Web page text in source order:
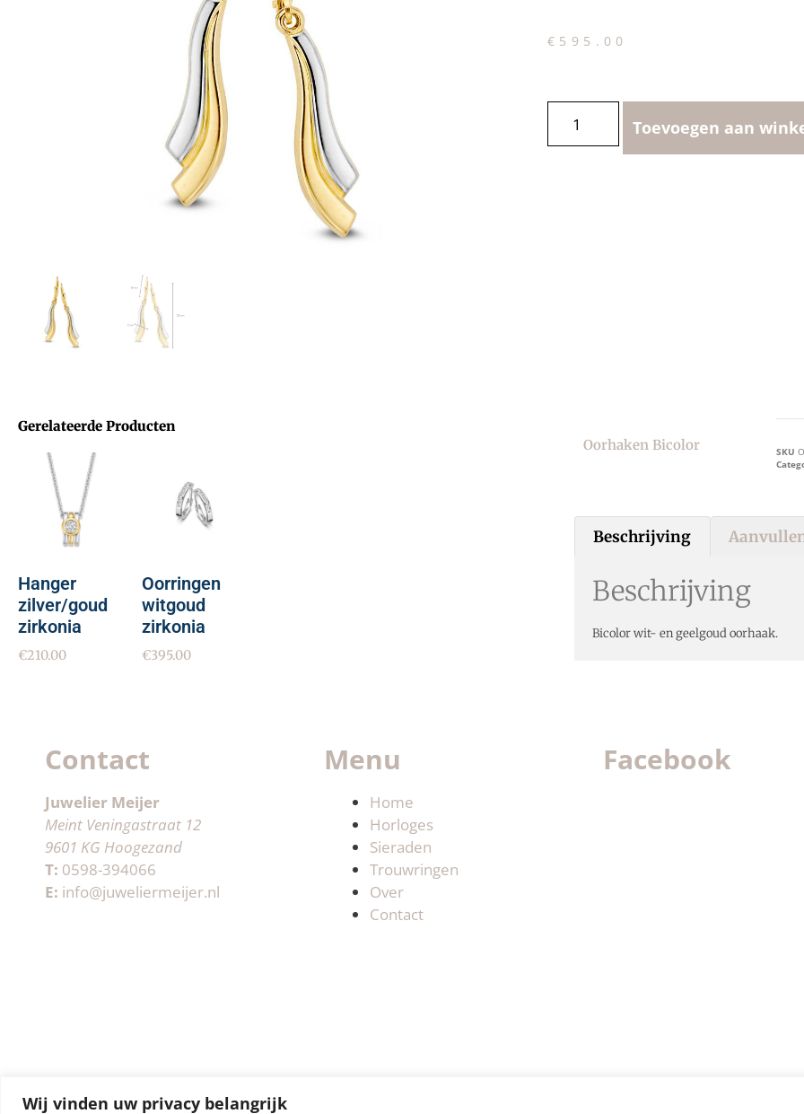
Wij vinden uw privacy belangrijk
€ 595.00
Toevoegen aan
Gerelateerde Producten
Hanger
zilver/goud
zirkonia
€210.00
Oorringen
witgoud
zirkonia
€395.00
Oorhaken Bicolor SKU
Beschrijving
Beschrijving
Bicolor wit- en geelgoud oorhaak.
Contact
Juwelier Meijer
Meint Veningastraat 12
9601 KG Hoogezand
T: 0598-394066
E: info@juweliermeijer.nl
Menu
Home
Horloges
Sieraden
Trouwringen
Over
Contact
Facebook